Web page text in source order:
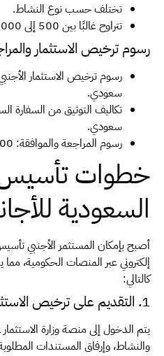
تختلف حسب نوع النشاط.
تتراوح غالبًا بين 500 إلى 5,000 ريال سعودي.
رسوم ترخيص الاستثمار
سعودي.
سعودي.
رسوم المراجعة والموافقة: 1,000 لـ 2,000 ريال سعودي.
خطوات تأسيس
السعودية
أصبح بإمكان المستثمر الأجنبي
إلكتروني عبر المنصات الحكومية،
كالتالي:
1. التقديم على ترخيص الاستثمار:
والنشاط، وإرفاق المستندات